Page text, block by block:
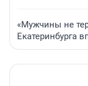
«Мужчины не
Екатеринбурга